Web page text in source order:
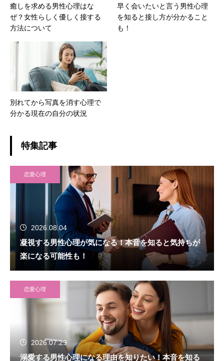
癒しを求める男性心理はな
ぜ？女性らしく優しく接する
方法について
早く会いたいと言う男性心理
を知ると接し方が分かること
も！
別れてから写真を消す心理で
分かる現在の自分の状況
特集記事
恋愛心理
2026.08.04
凝視する男性心理が気になる！本音を知ると気持ちが
楽になる可能性も！
恋愛心理
2026.07.29
溺愛する男性心理になる理由を知りたい！本音を知る